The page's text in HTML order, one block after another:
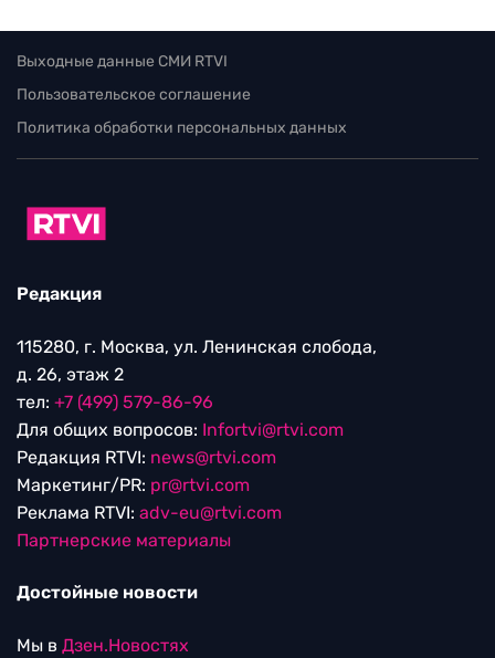
Выходные данные СМИ RTVI
Пользовательское соглашение
Политика обработки персональных данных
Редакция
115280, г. Москва, ул. Ленинская слобода,
д. 26, этаж 2
тел: +7 (499) 579-86-96
Для общих вопросов: Infortvi@rtvi.com
Редакция RTVI: news@rtvi.com
Маркетинг/PR: pr@rtvi.com
Реклама RTVI: adv-eu@rtvi.com
Партнерские материалы
Достойные новости
Мы в Дзен.Новостях